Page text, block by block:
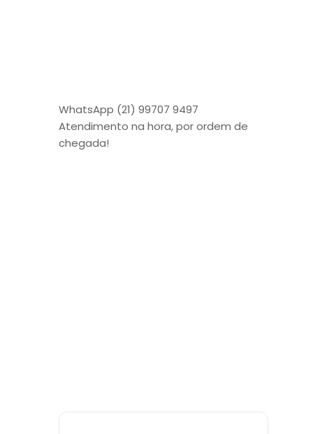
WhatsApp (21) 99707 9497
Atendimento na hora, por ordem de
chegada!